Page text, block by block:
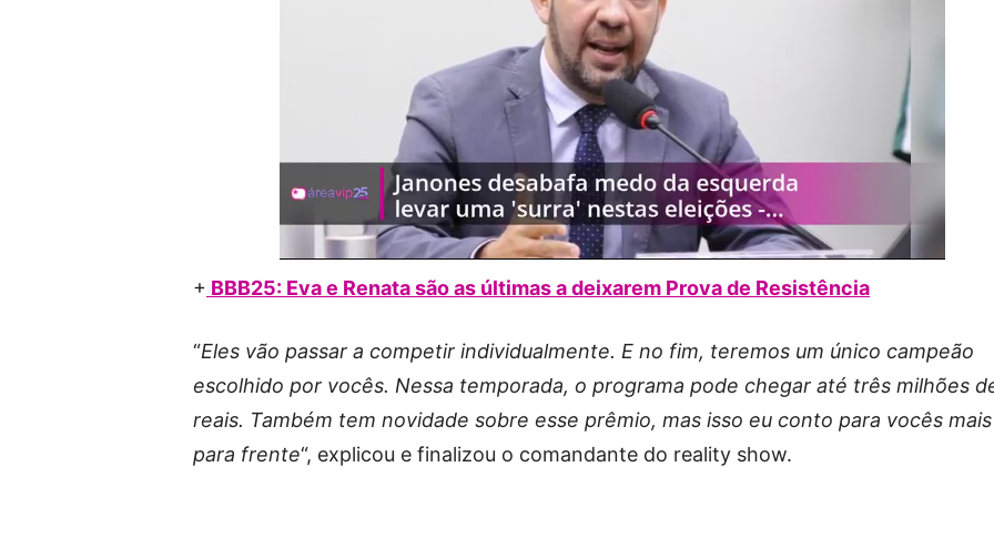
+ BBB25: Eva e Renata são as últimas a deixarem Prova de Resistência
“Eles vão passar a competir individualmente. E no fim, teremos um único campeão
escolhido por vocês. Nessa temporada, o programa pode chegar até três milhões
reais. Também tem novidade sobre esse prêmio, mas isso eu conto para vocês mais
para frente“, explicou e finalizou o comandante do reality show.